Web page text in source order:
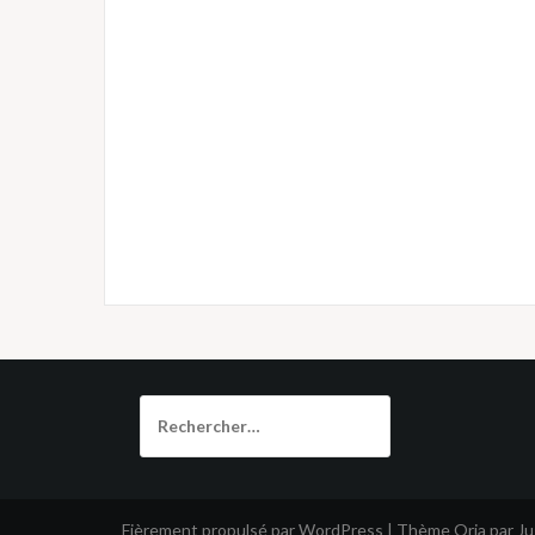
Fièrement propulsé par WordPress | Thème Oria par